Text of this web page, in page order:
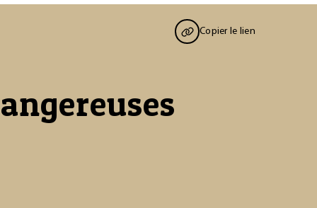
Copier le lien